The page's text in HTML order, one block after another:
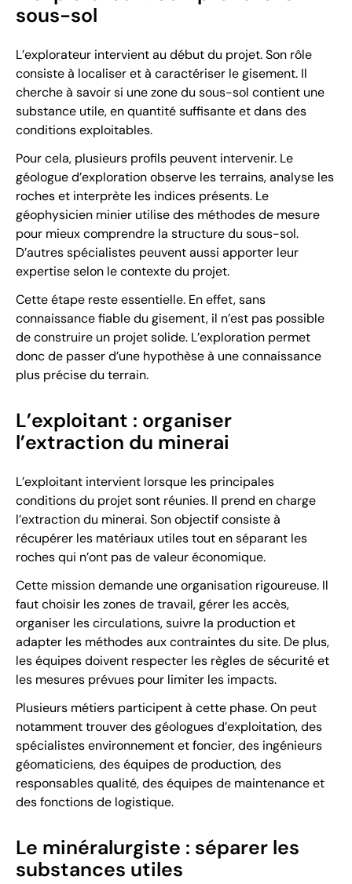
sous-sol
L’explorateur intervient au début du projet. Son rôle
consiste à localiser et à caractériser le gisement. Il
cherche à savoir si une zone du sous-sol contient une
substance utile, en quantité suffisante et dans des
conditions exploitables.
Pour cela, plusieurs profils peuvent intervenir. Le
géologue d’exploration observe les terrains, analyse les
roches et interprète les indices présents. Le
géophysicien minier utilise des méthodes de mesure
pour mieux comprendre la structure du sous-sol.
D’autres spécialistes peuvent aussi apporter leur
expertise selon le contexte du projet.
Cette étape reste essentielle. En effet, sans
connaissance fiable du gisement, il n’est pas possible
de construire un projet solide. L’exploration permet
donc de passer d’une hypothèse à une connaissance
plus précise du terrain.
L’exploitant : organiser
l’extraction du minerai
L’exploitant intervient lorsque les principales
conditions du projet sont réunies. Il prend en charge
l’extraction du minerai. Son objectif consiste à
récupérer les matériaux utiles tout en séparant les
roches qui n’ont pas de valeur économique.
Cette mission demande une organisation rigoureuse. Il
faut choisir les zones de travail, gérer les accès,
organiser les circulations, suivre la production et
adapter les méthodes aux contraintes du site. De plus,
les équipes doivent respecter les règles de sécurité et
les mesures prévues pour limiter les impacts.
Plusieurs métiers participent à cette phase. On peut
notamment trouver des géologues d’exploitation, des
spécialistes environnement et foncier, des ingénieurs
géomaticiens, des équipes de production, des
responsables qualité, des équipes de maintenance et
des fonctions de logistique.
Le minéralurgiste : séparer les
substances utiles